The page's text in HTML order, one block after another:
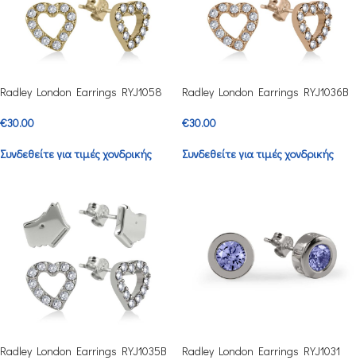
Radley London Earrings RYJ1058
€30.00
Συνδεθείτε για τιμές χονδρικής
Radley London Earrings RYJ1036B
€30.00
Συνδεθείτε για τιμές χονδρικής
Radley London Earrings RYJ1035B Radley London Earrings RYJ1031